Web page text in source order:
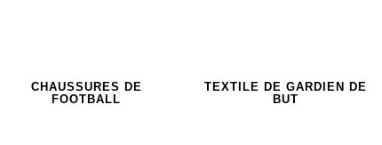
CHAUSSURES DE
FOOTBALL
TEXTILE DE GARDIEN DE
BUT